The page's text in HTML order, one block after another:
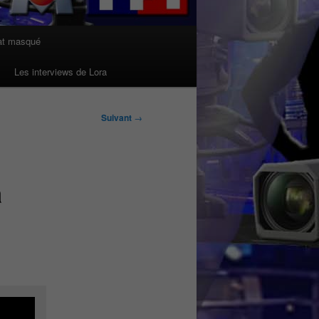
masqué
Les interviews de Lora
Suivant →